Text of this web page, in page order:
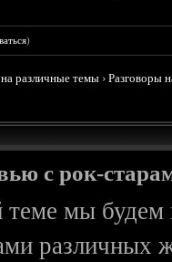
)
различные темы ›Разговоры
с рок-
теме мы будем
различных